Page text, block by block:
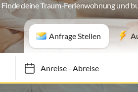
Finde deine Traum-Ferienwohnung und
Anfrage Stellen
Anreise-Abreise